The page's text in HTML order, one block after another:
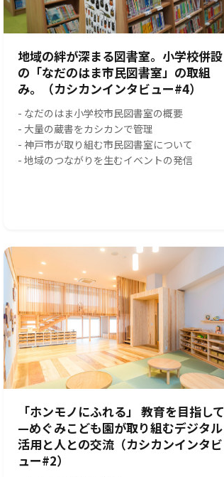
地域の絆が深まる図書室。小学校併設
の「なだのはま市民図書室」の取組
み。（カシカンインタビュー#4）
- なだのはま小学校市民図書室の概要
- 大量の蔵書をカシカンで管理
- 神戸市が取り組む市民図書室について
- 地域のつながりを生むイベントの発信
「ホンモノにふれる」 教育を目指して
—めぐみこども園が取り組むデジタル
活用と人との交流（カシカンインタビ
ュー#2）